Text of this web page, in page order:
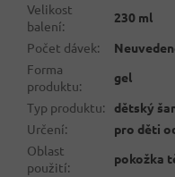
Velikost
balení:
230 ml
Počet dávek:
Forma
produktu:
gel
Typ produktu:
dětský
Určení:
pro děti
Oblast
použití:
pokožka